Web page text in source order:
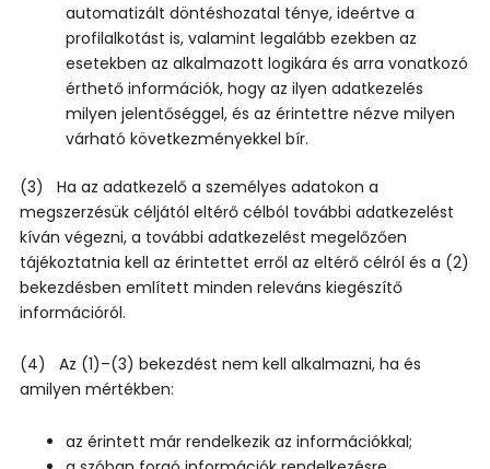
automatizált döntéshozatal ténye, ideértve a
profilalkotást is, valamint legalább ezekben az
esetekben az alkalmazott logikára és arra vonatkozó
érthető információk, hogy az ilyen adatkezelés
milyen jelentőséggel, és az érintettre nézve milyen
várható következményekkel bír.
(3) Ha az adatkezelő a személyes adatokon a
megszerzésük céljától eltérő célból további adatkezelést
kíván végezni, a további adatkezelést megelőzően
tájékoztatnia kell az érintettet erről az eltérő célról és a (2)
bekezdésben említett minden releváns kiegészítő
információról.
(4) Az (1)–(3) bekezdést nem kell alkalmazni, ha és
amilyen mértékben:
az érintett már rendelkezik az információkkal;